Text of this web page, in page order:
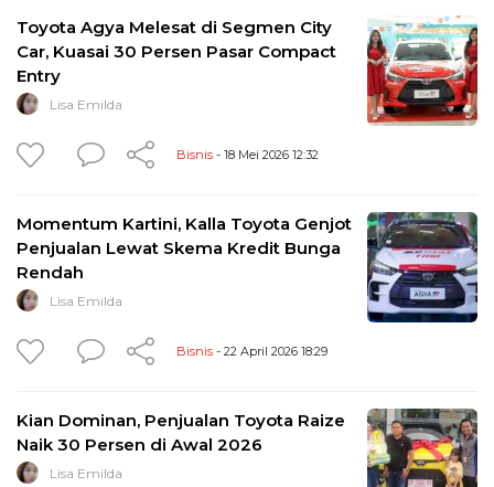
Toyota Agya Melesat di Segmen City
Car, Kuasai 30 Persen Pasar Compact
Entry
Lisa Emilda
Bisnis - 18 Mei 2026 12:32
Momentum Kartini, Kalla Toyota Genjot
Penjualan Lewat Skema Kredit Bunga
Rendah
Lisa Emilda
Bisnis - 22 April 2026 18:29
Kian Dominan, Penjualan Toyota Raize
Naik 30 Persen di Awal 2026
Lisa Emilda